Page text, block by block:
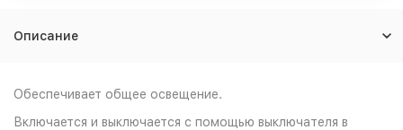
Описание
Обеспечивает общее освещение.
Включается и выключается с помощью выключателя в